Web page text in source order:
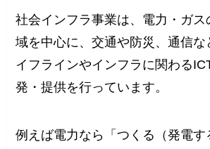
社会インフラ事業は、電力・ガ
域を中心に、交通や防災、通信な
イフラインやインフラに関わる
発・提供を行っています。
例えば電力なら「つくる（発電す